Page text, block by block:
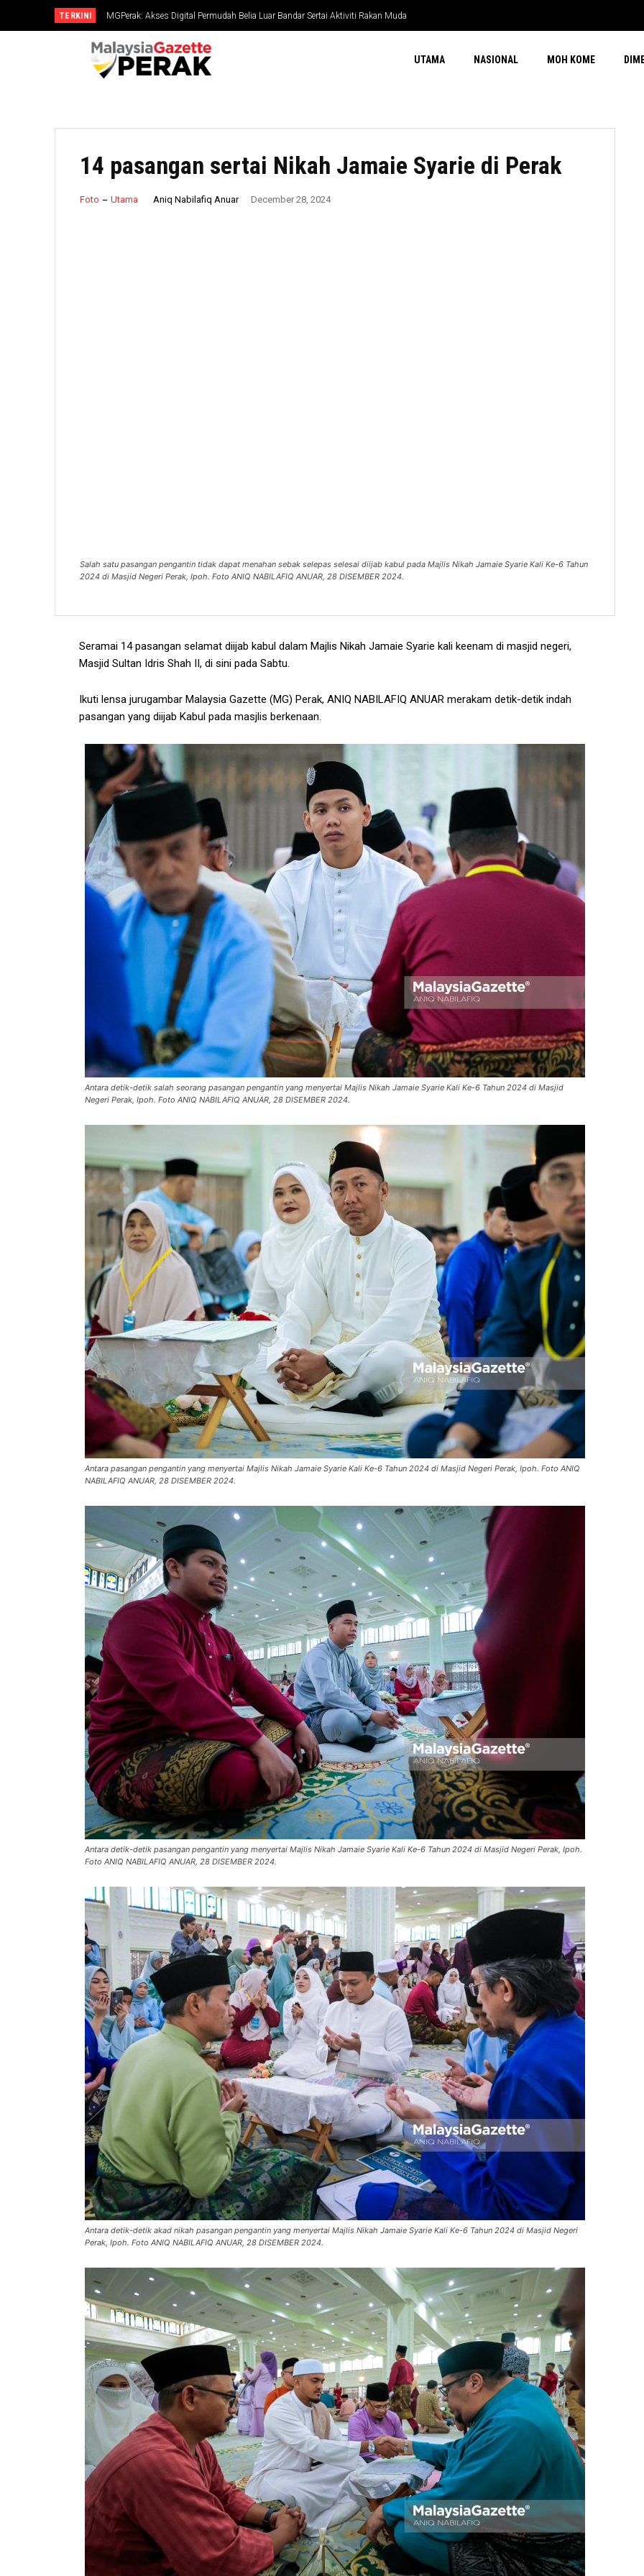
TERKINI Belia ejen perubahan masa kini, penentu hala tuju negara
UTAMA NASIONAL MOH KOME
14 pasangan sertai Nikah Jamaie Syarie di Perak
Foto Utama Aniq Nabilafiq Anuar December 28, 2024
Salah satu pasangan pengantin tidak dapat menahan sebak selepas selesai diijab kabul pada Majlis Nikah Jamaie Syarie Kali Ke-6 Tahun
2024 di Masjid Negeri Perak, Ipoh. Foto ANIQ NABILAFIQ ANUAR, 28 DISEMBER 2024.
Seramai 14 pasangan selamat diijab kabul dalam Majlis Nikah Jamaie Syarie kali keenam di masjid negeri,
Masjid Sultan Idris Shah II, di sini pada Sabtu.
Ikuti lensa jurugambar Malaysia Gazette (MG) Perak, ANIQ NABILAFIQ ANUAR merakam detik-detik indah
pasangan yang diijab Kabul pada masjlis berkenaan.
Antara detik-detik salah seorang pasangan pengantin yang menyertai Majlis Nikah Jamaie Syarie Kali Ke-6 Tahun 2024 di Masjid
Negeri Perak, Ipoh. Foto ANIQ NABILAFIQ ANUAR, 28 DISEMBER 2024.
Antara pasangan pengantin yang menyertai Majlis Nikah Jamaie Syarie Kali Ke-6 Tahun 2024 di Masjid Negeri Perak, Ipoh. Foto ANIQ
NABILAFIQ ANUAR, 28 DISEMBER 2024.
Antara detik-detik pasangan pengantin yang menyertai Majlis Nikah Jamaie Syarie Kali Ke-6 Tahun 2024 di Masjid Negeri Perak, Ipoh.
Foto ANIQ NABILAFIQ ANUAR, 28 DISEMBER 2024.
Antara detik-detik akad nikah pasangan pengantin yang menyertai Majlis Nikah Jamaie Syarie Kali Ke-6 Tahun 2024 di Masjid Negeri
Perak, Ipoh. Foto ANIQ NABILAFIQ ANUAR, 28 DISEMBER 2024.